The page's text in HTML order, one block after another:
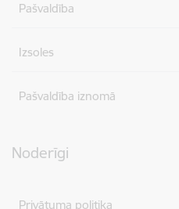
Pašvaldība
Izsoles
Pašvaldība iznomā
Noderīgi
Privātuma politika